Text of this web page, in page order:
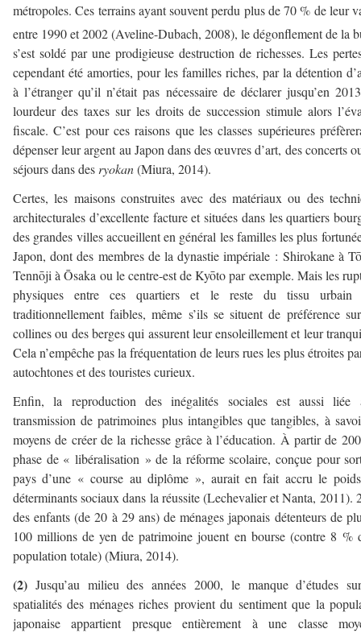
métropoles. Ces terrains ayant souvent perdu plus de 70 % de leur
entre 1990 et 2002 (Aveline-Dubach, 2008), le dégonflement de la
s’est soldé par une prodigieuse destruction de richesses. Les
cependant été amorties, pour les familles riches, par la détention
à l’étranger qu’il n’était pas nécessaire de déclarer jusqu’en
lourdeur des taxes sur les droits de succession stimule alors
fiscale. C’est pour ces raisons que les classes supérieures
dépenser leur argent au Japon dans des œuvres d’art, des concerts
séjours dans des ryokan(Miura, 2014).
Certes, les maisons construites avec des matériaux ou des
architecturales d’excellente facture et situées dans les quartiers
des grandes villes accueillent en général les familles les plus
Japon, dont des membres de la dynastie impériale : Shirokane à
Tennōji à Ōsaka ou le centre-est de Kyōto par exemple. Mais les
physiques entre ces quartiers et le reste du tissu urbain
traditionnellement faibles, même s’ils se situent de préférence
collines ou des berges qui assurent leur ensoleillement et leur
Cela n’empêche pas la fréquentation de leurs rues les plus étroites
autochtones et des touristes curieux.
Enfin, la reproduction des inégalités sociales est aussi
transmission de patrimoines plus intangibles que tangibles, à
moyens de créer de la richesse grâce à l’éducation. À partir de
phase de « libéralisation » de la réforme scolaire, conçue pour
pays d’une « course au diplôme », aurait en fait accru le
déterminants sociaux dans la réussite (Lechevalier et Nanta, 2011).
des enfants (de 20 à 29 ans) de ménages japonais détenteurs de
100 millions de yen de patrimoine jouent en bourse (contre 8 %
population totale) (Miura, 2014).
(2) Jusqu’au milieu des années 2000, le manque d’études
spatialités des ménages riches provient du sentiment que la
japonaise appartient presque entièrement à une classe